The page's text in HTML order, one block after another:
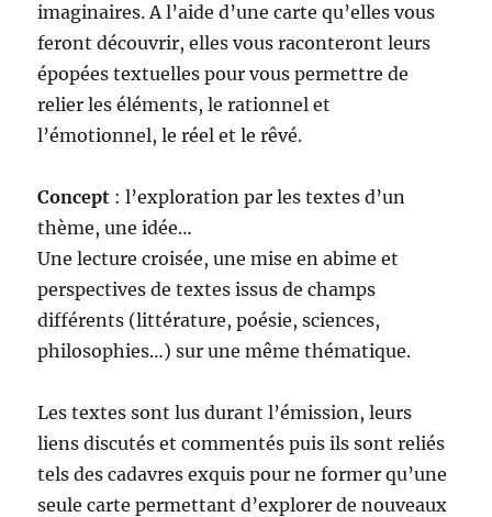
imaginaires. A l’aide d’une carte qu’elles vous
feront découvrir, elles vous raconteront leurs
épopées textuelles pour vous permettre de
relier les éléments, le rationnel et
l’émotionnel, le réel et le rêvé.
Concept : l’exploration par les textes d’un
thème, une idée…
Une lecture croisée, une mise en abime et
perspectives de textes issus de champs
différents (littérature, poésie, sciences,
philosophies…) sur une même thématique.
Les textes sont lus durant l’émission, leurs
liens discutés et commentés puis ils sont reliés
tels des cadavres exquis pour ne former qu’une
seule carte permettant d’explorer de nouveaux